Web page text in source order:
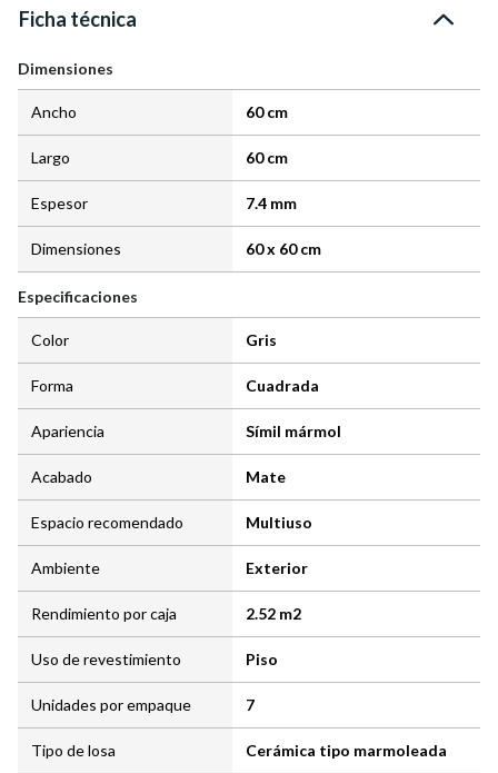
Ficha técnica
Dimensiones
Ancho 60 cm
Largo 60 cm
Espesor 7.4 mm
Dimensiones 60 x 60 cm
Especificaciones
Color Gris
Forma Cuadrada
Apariencia Símil mármol
Acabado Mate
Espacio recomendado Multiuso
Ambiente Exterior
Rendimiento por caja 2.52 m2
Uso de revestimiento Piso
Unidades por empaque 7
Tipo de losa Cerámica tipo marmoleada